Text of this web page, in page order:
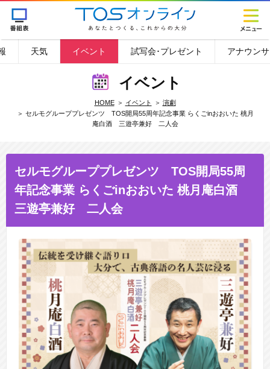
天気 イベント 試写会･プレゼント アナウン
イベント
HOME イベント
演劇
セルモグループプレゼンツ TOS開局55周年記念事業 らくごinおおいた 桃月
庵白酒 三遊亭兼好 二人会
セルモグループプレゼンツ TOS開局55周
年記念事業 らくごinおおいた 桃月庵白酒
三遊亭兼好 二人会